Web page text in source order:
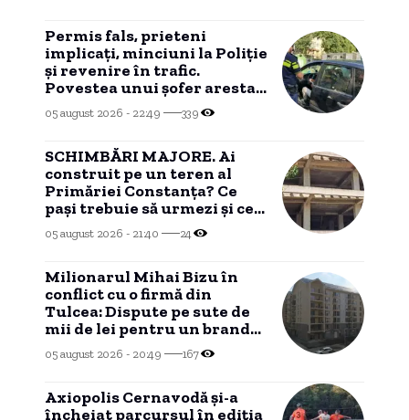
Permis fals, prieteni
implicați, minciuni la Poliție
și revenire în trafic.
Povestea unui șofer arestat
la Constanța.
05 august 2026 - 22:49 339
SCHIMBĂRI MAJORE. Ai
construit pe un teren al
Primăriei Constanța? Ce
pași trebuie să urmezi și ce
costuri implică
05 august 2026 - 21:40 24
Milionarul Mihai Bizu în
conflict cu o firmă din
Tulcea: Dispute pe sute de
mii de lei pentru un brand
imobiliar, blocate într-un
conflict de competență.
05 august 2026 - 20:49 167
Axiopolis Cernavodă și-a
încheiat parcursul în ediția